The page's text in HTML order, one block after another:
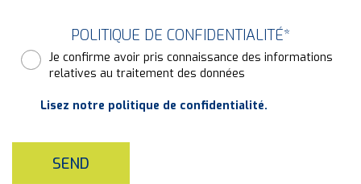
POLITIQUE DE CONFIDENTIALITÉ*
Je confirme avoir pris connaissance des informations
relatives au traitement des données
Lisez notre politique de confidentialité.
SEND